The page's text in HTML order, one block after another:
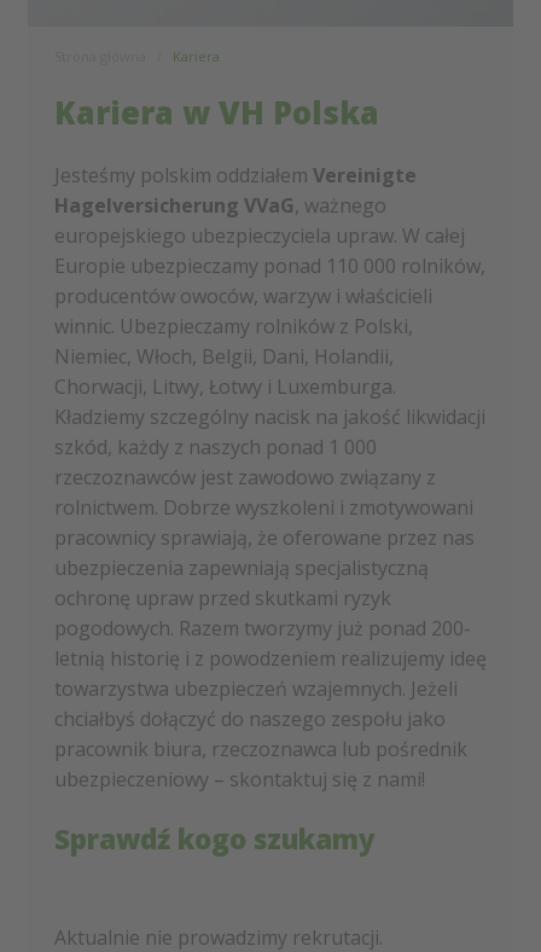
Kariera
Kariera w VH Polska
Jesteśmy polskim oddziałem Vereinigte
Hagelversicherung VVaG, ważnego
europejskiego ubezpieczyciela upraw. W całej
Europie ubezpieczamy ponad 110 000 rolników,
producentów owoców, warzyw i właścicieli
winnic. Ubezpieczamy rolników z Polski,
Niemiec, Włoch, Belgii, Dani, Holandii,
Chorwacji, Litwy, Łotwy i Luxemburga.
Kładziemy szczególny nacisk na jakość likwidacji
szkód, każdy z naszych ponad 1 000
rzeczoznawców jest zawodowo związany z
rolnictwem. Dobrze wyszkoleni i zmotywowani
pracownicy sprawiają, że oferowane przez nas
ubezpieczenia zapewniają specjalistyczną
ochronę upraw przed skutkami ryzyk
pogodowych. Razem tworzymy już ponad 200-
letnią historię i z powodzeniem realizujemy ideę
towarzystwa ubezpieczeń wzajemnych. Jeżeli
chciałbyś dołączyć do naszego zespołu jako
pracownik biura, rzeczoznawca lub pośrednik
ubezpieczeniowy – skontaktuj się z nami!
Sprawdź kogo szukamy
Aktualnie nie prowadzimy rekrutacji.